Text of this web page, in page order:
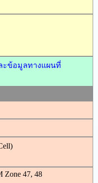
ะข้อมูลทางแผนที่
Zone 47, 48